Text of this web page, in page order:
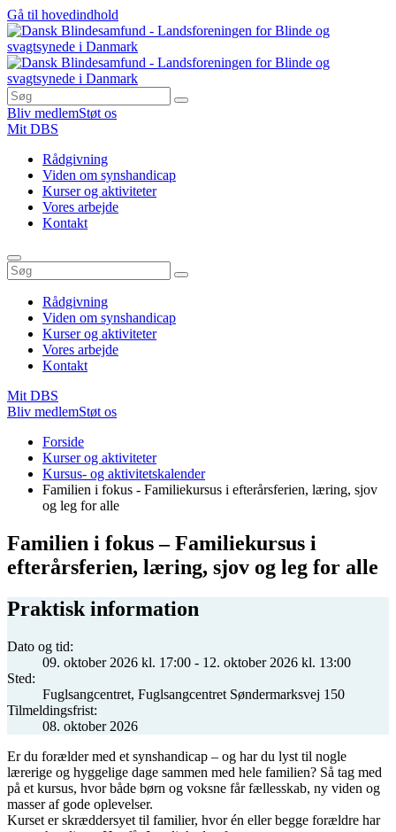
Gå til hovedindhold
Bliv medlemStøt os
Mit DBS
Rådgivning
Viden om synshandicap
Kurser og aktiviteter
Vores arbejde
Kontakt
Rådgivning
Viden om synshandicap
Kurser og aktiviteter
Vores arbejde
Kontakt
Mit DBS
Bliv medlemStøt os
Forside
Kurser og aktiviteter
Kursus- og aktivitetskalender
Familien i fokus - Familiekursus i efterårsferien, læring, sjov
og leg for alle
Familien i fokus – Familiekursus i
efterårsferien, læring, sjov og leg for alle
Praktisk information
Dato og tid:
09. oktober 2026 kl. 17:00 - 12. oktober 2026 kl. 13:00
Sted:
Fuglsangcentret, Fuglsangcentret Søndermarksvej 150
Tilmeldingsfrist:
08. oktober 2026
Er du forælder med et synshandicap – og har du lyst til nogle
lærerige og hyggelige dage sammen med hele familien? Så tag med
på et kursus, hvor både børn og voksne får fællesskab, ny viden og
masser af gode oplevelser.
Kurset er skræddersyet til familier, hvor én eller begge forældre har